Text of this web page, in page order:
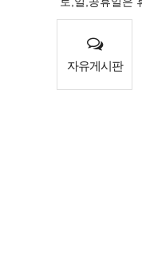
자유게시판